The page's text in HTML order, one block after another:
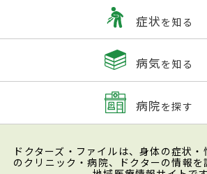
症状を知る
病気を知る
病院を探す
ドクターズ・ファイルは、身体の症状
のクリニック・病院、ドクターの情報